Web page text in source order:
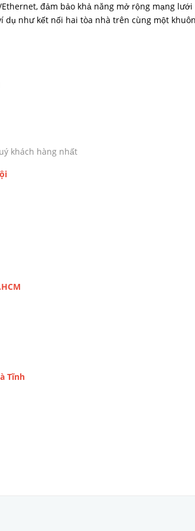
đảm bảo khả năng mở rộng mạng lưới
dụ như kết nối hai tòa nhà trên cùng một khuôn
khách hàng nhất
Tĩnh